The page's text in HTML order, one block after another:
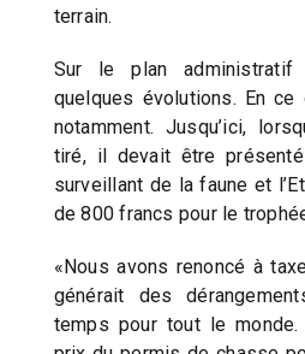
terrain.
Sur le plan
quelques évolutions. En
notamment. Jusqu’ici,
tiré, il devait être
surveillant de la faune et
de 800 francs pour le
«Nous avons renoncé à
générait des
temps pour tout le monde.